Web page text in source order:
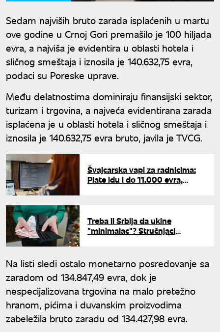
Sedam najviših bruto zarada isplaćenih u martu
ove godine u Crnoj Gori premašilo je 100 hiljada
evra, a najviša je evidentira u oblasti hotela i
sličnog smeštaja i iznosila je 140.632,75 evra,
podaci su Poreske uprave.
Među delatnostima dominiraju finansijski sektor,
turizam i trgovina, a najveća evidentirana zarada
isplaćena je u oblasti hotela i sličnog smeštaja i
iznosila je 140.632,75 evra bruto, javila je TVCG.
Švajcarska vapi za radnicima:
Plate idu i do 11.000 evra,
Treba li Srbija da ukine
"minimalac"? Stručnjaci
Na listi sledi ostalo monetarno posredovanje sa
zaradom od 134.847,49 evra, dok je
nespecijalizovana trgovina na malo pretežno
hranom, pićima i duvanskim proizvodima
zabeležila bruto zaradu od 134.427,98 evra.